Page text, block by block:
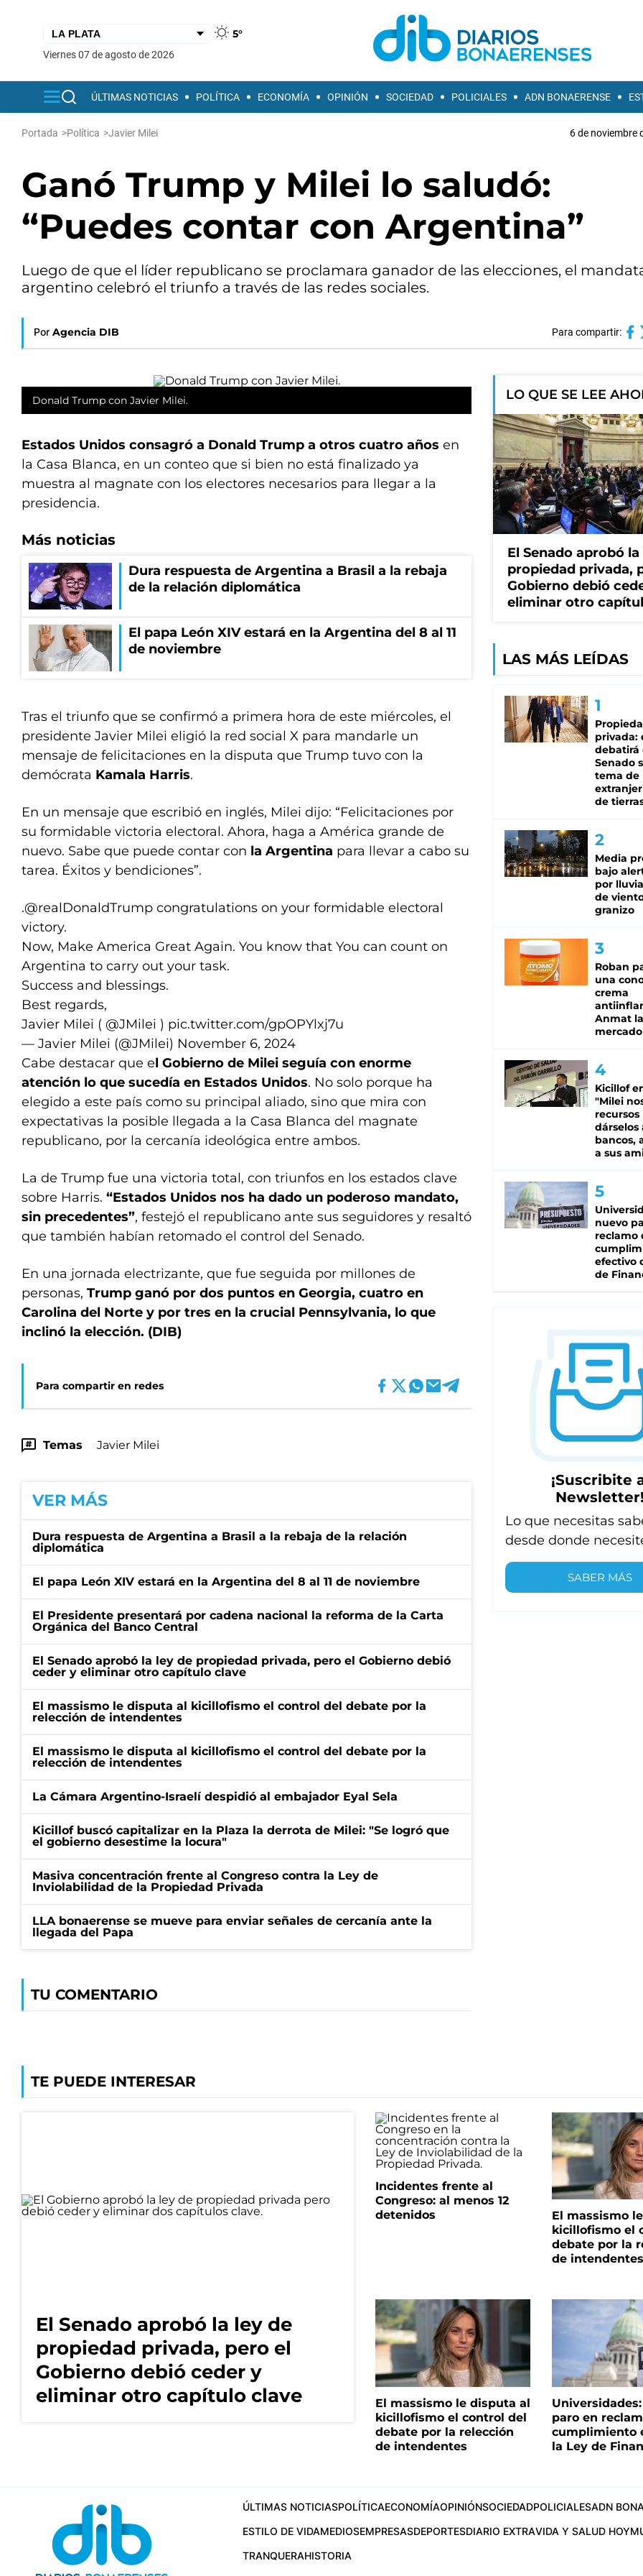
5°
viernes 07 de agosto de 2026
ÚLTIMAS NOTICIAS POLÍTICA ECONOMÍA OPINIÓN SOCIEDAD POLICIALES ADN BONAERENSE
Portada >Política >Javier Milei 6 de noviembre
Ganó Trump y Milei lo saludó:
“Puedes contar con Argentina”
Luego de que el líder republicano se proclamara ganador de las elecciones, el
argentino celebró el triunfo a través de las redes sociales.
Por Agencia DIB Para compartir:
Donald Trump con Javier Milei.
Estados Unidos consagró a Donald Trump a otros cuatro años en
la Casa Blanca, en un conteo que si bien no está finalizado ya
muestra al magnate con los electores necesarios para llegar a la
presidencia.
Más noticias
Dura respuesta de Argentina a Brasil a la rebaja
de la relación diplomática
El papa León XIV estará en la Argentina del 8 al 11
de noviembre
Tras el triunfo que se confirmó a primera hora de este miércoles, el
presidente Javier Milei eligió la red social X para mandarle un
mensaje de felicitaciones en la disputa que Trump tuvo con la
demócrata Kamala Harris.
En un mensaje que escribió en inglés, Milei dijo: “Felicitaciones por
su formidable victoria electoral. Ahora, haga a América grande de
nuevo. Sabe que puede contar con la Argentina para llevar a cabo su
tarea. Éxitos y bendiciones”.
.@realDonaldTrump congratulations on your formidable electoral
victory.
Now, Make America Great Again. You know that You can count on
Argentina to carry out your task.
Success and blessings.
Best regards,
Javier Milei ( @JMilei ) pic.twitter.com/gpOPYlxj7u
— Javier Milei (@JMilei) November 6, 2024
Cabe destacar que el Gobierno de Milei seguía con enorme
atención lo que sucedía en Estados Unidos. No solo porque ha
elegido a este país como su principal aliado, sino que mira con
expectativas la posible llegada a la Casa Blanca del magnate
republicano, por la cercanía ideológica entre ambos.
La de Trump fue una victoria total, con triunfos en los estados clave
sobre Harris. “Estados Unidos nos ha dado un poderoso mandato,
sin precedentes”, festejó el republicano ante sus seguidores y resaltó
que también habían retomado el control del Senado.
En una jornada electrizante, que fue seguida por millones de
personas, Trump ganó por dos puntos en Georgia, cuatro en
Carolina del Norte y por tres en la crucial Pennsylvania, lo que
inclinó la elección. (DIB)
Para compartir en redes
Temas Javier Milei
VER MÁS
Dura respuesta de Argentina a Brasil a la rebaja de la relación
diplomática
El papa León XIV estará en la Argentina del 8 al 11 de noviembre
El Presidente presentará por cadena nacional la reforma de la Carta
Orgánica del Banco Central
El Senado aprobó la ley de propiedad privada, pero el Gobierno debió
ceder y eliminar otro capítulo clave
El massismo le disputa al kicillofismo el control del debate por la
relección de intendentes
El massismo le disputa al kicillofismo el control del debate por la
relección de intendentes
La Cámara Argentino-Israelí despidió al embajador Eyal Sela
Kicillof buscó capitalizar en la Plaza la derrota de Milei: "Se logró que
el gobierno desestime la locura"
Masiva concentración frente al Congreso contra la Ley de
Inviolabilidad de la Propiedad Privada
LLA bonaerense se mueve para enviar señales de cercanía ante la
llegada del Papa
TU COMENTARIO
LO QUE SE LEE
El Senado aprobó
propiedad privada,
Gobierno debió
eliminar otro
LAS MÁS LEÍDAS
privada:
debatirá
Senado
tema de
de
Media
bajo
por
de
granizo
Roban
una
crema
Anmat
mercado
Kicillof
"Milei
recursos
dárselos
bancos,
a sus
nuevo
reclamo
efectivo
de
¡Suscribite
Newsletter!
Lo que necesitas
desde donde
SABER MÁS
TE PUEDE INTERESAR
El Senado aprobó la ley de
propiedad privada, pero el
Gobierno debió ceder y
eliminar otro capítulo clave
Incidentes frente al
Congreso: al menos 12
detenidos
El massismo
kicillofismo el
debate por la
de intendentes
El massismo le disputa al
kicillofismo el control del
debate por la relección
de intendentes
paro en
cumplimiento
la Ley de
ÚLTIMAS NOTICIASPOLÍTICAECONOMÍAOPINIÓNSOCIEDADPOLICIALESADN
ESTILO DE VIDAMEDIOSEMPRESASDEPORTESDIARIO EXTRAVIDA Y SALUD HOY
TRANQUERAHISTORIA